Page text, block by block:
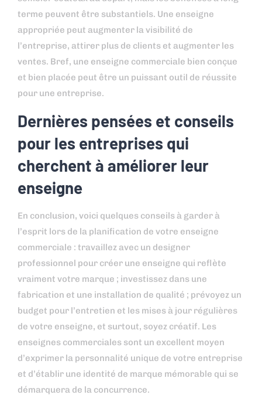
terme peuvent être substantiels. Une enseigne
appropriée peut augmenter la visibilité de
l’entreprise, attirer plus de clients et augmenter les
ventes. Bref, une enseigne commerciale bien conçue
et bien placée peut être un puissant outil de réussite
pour une entreprise.
Dernières pensées et conseils
pour les entreprises qui
cherchent à améliorer leur
enseigne
En conclusion, voici quelques conseils à garder à
l’esprit lors de la planification de votre enseigne
commerciale : travaillez avec un designer
professionnel pour créer une enseigne qui reflète
vraiment votre marque ; investissez dans une
fabrication et une installation de qualité ; prévoyez un
budget pour l’entretien et les mises à jour régulières
de votre enseigne, et surtout, soyez créatif. Les
enseignes commerciales sont un excellent moyen
d’exprimer la personnalité unique de votre entreprise
et d’établir une identité de marque mémorable qui se
démarquera de la concurrence.